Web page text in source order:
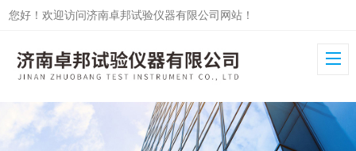
您好！欢迎访问济南卓邦试验仪器有限公司网站！